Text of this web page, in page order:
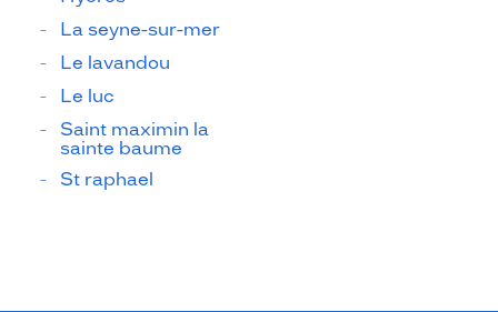
La seyne-sur-mer
Le lavandou
Le luc
Saint maximin la
sainte baume
St raphael